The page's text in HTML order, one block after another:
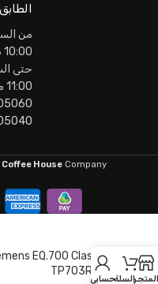
الطابق 5
من
10:00 صباحاً
حتى
11:00 مساءاً
HouseCompany
المتجرالسلةحسابي
EQ.700 Classic
TP703R09